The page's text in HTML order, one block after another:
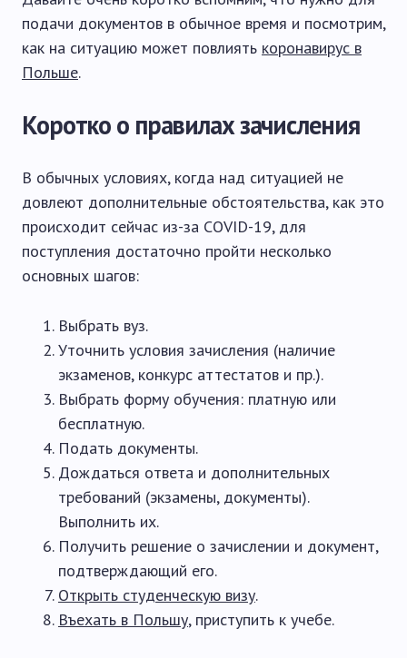
подачи документов в обычное время и посмотрим,
как на ситуацию может повлиять коронавирус в
Польше.
Коротко о правилах зачисления
В обычных условиях, когда над ситуацией не
довлеют дополнительные обстоятельства, как это
происходит сейчас из-за COVID-19, для
поступления достаточно пройти несколько
основных шагов:
Выбрать вуз.
Уточнить условия зачисления (наличие
экзаменов, конкурс аттестатов и пр.).
Выбрать форму обучения: платную или
бесплатную.
Подать документы.
Дождаться ответа и дополнительных
требований (экзамены, документы).
Выполнить их.
Получить решение о зачислении и документ,
подтверждающий его.
Открыть студенческую визу.
Въехать в Польшу, приступить к учебе.